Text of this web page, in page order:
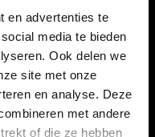
en advertenties te
media te bieden
Ook delen we
site met onze
en analyse. Deze
met andere
of die ze hebben